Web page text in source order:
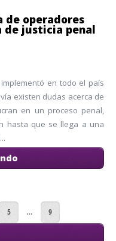
de operadores
de justicia penal
en todo el país
existen dudas acerca de
en un proceso penal,
hasta que se llega a una
5 … 9